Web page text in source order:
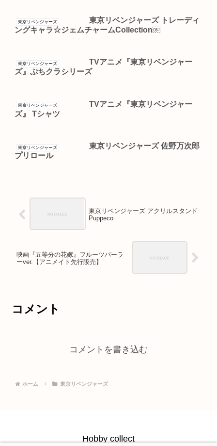
東京リベンジャーズ
東京リベンジャーズ トレーディ
ングキャラ☆ジェムチャームCollection￼
東京リベンジャーズ
TVアニメ『東京リベンジャー
ズ』ぷちクラシリーズ
東京リベンジャーズ
TVアニメ『東京リベンジャー
ズ』 Tシャツ
東京リベンジャーズ
東京リベンジャーズ 佐野万次郎
プリロール
東京リベンジャーズ アクリルスタンド
Puppeco
映画『五等分の花嫁』フルーツパーラ
ーver.【アニメイト先行販売】
コメント
コメントを書き込む
ホーム 東京リベンジャーズ
Hobby collect